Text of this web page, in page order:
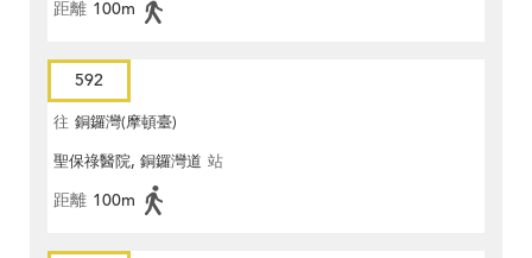
距離 100m
592
往 銅鑼灣(摩頓臺)
聖保祿醫院, 銅鑼灣道 站
距離 100m